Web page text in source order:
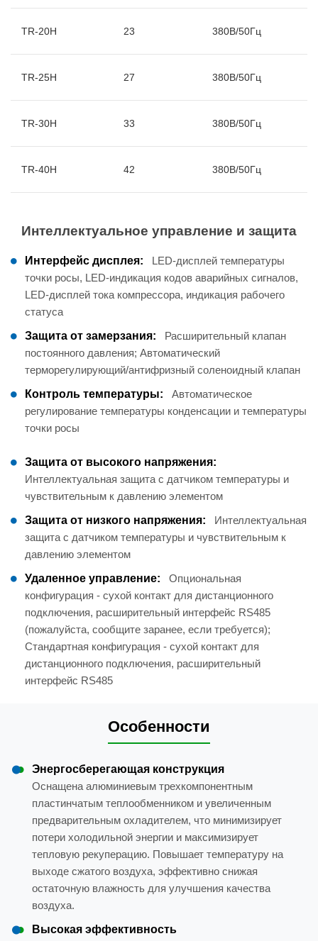
TR-20H 23 380В/50Гц
TR-25H 27 380В/50Гц
TR-30H 33 380В/50Гц
TR-40H 42 380В/50Гц
Интеллектуальное управление и защита
Интерфейс дисплея:
LED-дисплей температуры
точки росы, LED-индикация кодов аварийных сигналов,
LED-дисплей тока компрессора, индикация рабочего
статуса
Защита от замерзания:
Расширительный клапан
постоянного давления; Автоматический
терморегулирующий/антифризный соленоидный клапан
Контроль температуры:
Автоматическое
регулирование температуры конденсации и температуры
точки росы
Защита от высокого напряжения:
Интеллектуальная защита с датчиком температуры и
чувствительным к давлению элементом
Защита от низкого напряжения:
Интеллектуальная
защита с датчиком температуры и чувствительным к
давлению элементом
Удаленное управление:
Опциональная
конфигурация - сухой контакт для дистанционного
подключения, расширительный интерфейс RS485
(пожалуйста, сообщите заранее, если требуется);
Стандартная конфигурация - сухой контакт для
дистанционного подключения, расширительный
интерфейс RS485
Особенности
Энергосберегающая конструкция
Оснащена алюминиевым трехкомпонентным
пластинчатым теплообменником и увеличенным
предварительным охладителем, что минимизирует
потери холодильной энергии и максимизирует
тепловую рекуперацию. Повышает температуру на
выходе сжатого воздуха, эффективно снижая
остаточную влажность для улучшения качества
воздуха.
Высокая эффективность